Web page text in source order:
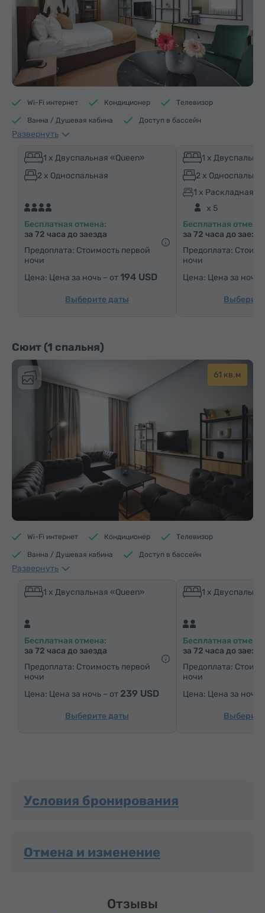
Wi-Fi интернет Кондиционер Телевизор
Ванна / Душевая кабина Доступ в бассейн
Доступ в фитнес центр
Кофеварка/Чайник Электрический чайник
Минибар Средства гигиены Полотенца
Отопление
Шкаф/Гардероб Стул
Сейф Телефон Услуга «звонок-будильник»
Ковровые полы
Бутилировання вода
Утюг с гладильной доской (по запросу)
Развернуть
1 x Двуспальная «Queen»
2 x Односпальная
Бесплатная отмена:
за 72 часа до заезда
Предоплата: Стоимость первой
ночи
Цена за ночь – от 194 USD
Выберите даты
1 x
2 x
1 x Раскладная
x 5
Бесплатная отмена:
за 72 часа до заезда
Предоплата:
ночи
Цена за ночь
Сюит (1 спальня)
61 кв.м
Wi-Fi интернет Кондиционер Телевизор
Ванна / Душевая кабина Доступ в бассейн
Доступ в фитнес центр
Кофеварка/Чайник Электрический чайник
Халат Отопление
Шкаф/Гардероб Стол
Сейф
Телефон
Кабельные телеканалы Ковровые полы
Бутилировання вода Чай/Кофе
Развернуть
1 x Двуспальная «Queen»
Бесплатная отмена:
за 72 часа до заезда
Предоплата: Стоимость первой
ночи
Цена за ночь – от 239 USD
Выберите даты
1 x
Бесплатная отмена:
за 72 часа до заезда
Предоплата:
ночи
Цена за ночь
Условия бронирования
Отмена и изменение
Отзывы